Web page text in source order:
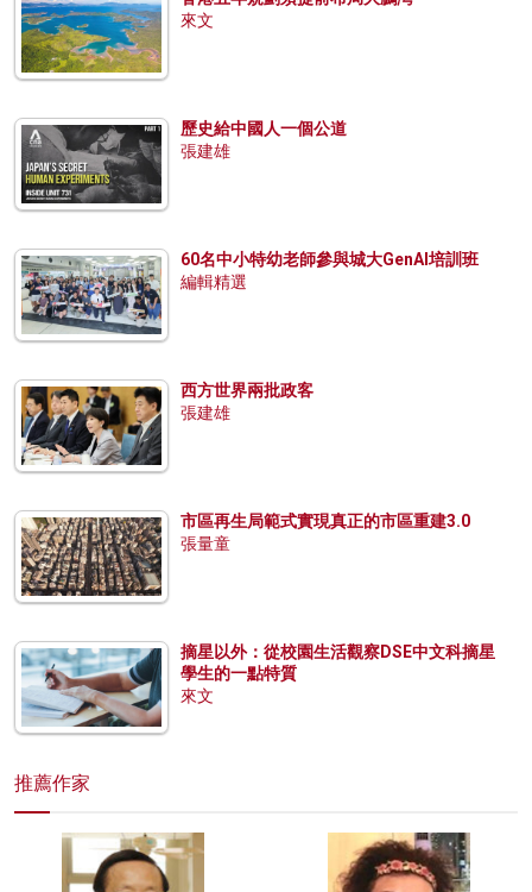
來文
歷史給中國人一個公道
張建雄
60名中小特幼老師參與城大GenAI培訓班
編輯精選
西方世界兩批政客
張建雄
市區再生局範式實現真正的市區重建3.0
張量童
摘星以外：從校園生活觀察DSE中文科摘星
學生的一點特質
來文
推薦作家